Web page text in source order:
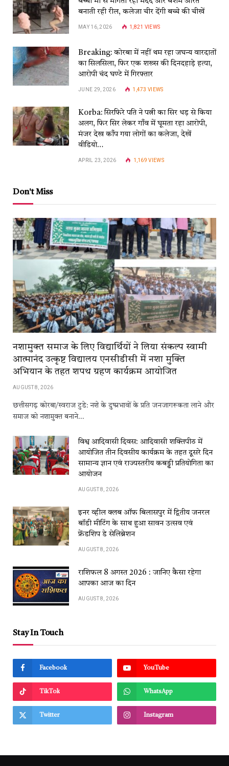
बनाती रही रील, कलेजा चीर देंगी बच्चे की चीखें
MAY 16, 2026 1,821 VIEWS
Breaking: कोरबा में नहीं थम रहा जघन्य वारदातों
का सिलसिला, फिर एक शख्स की दिनदहाड़े हत्या,
आरोपी चंद घण्टे में गिरफ्तार
JUNE 29, 2026 1,473VIEWS
Korba: सिरफिरे पति ने पत्नी का सिर धड़ से किया
अलग, फिर सिर लेकर गाँव में घूमता रहा आरोपी,
मंजर देख काँप गया लोगों का कलेजा, देखें
वीडियो…
APRIL 23, 2026 1,169VIEWS
Don't Miss
नशामुक्त समाज के लिए विद्यार्थियों ने लिया संकल्प स्वामी
आत्मानंद उत्कृष्ट विद्यालय एनसीडीसी में नशा मुक्ति
अभियान के तहत शपथ ग्रहण कार्यक्रम आयोजित
AUGUST 8, 2026
छत्तीसगढ़ कोरबा/स्वराज टुडे: नशे के दुष्प्रभावों के प्रति जनजागरूकता लाने और
समाज को नशामुक्त बनाने…
विश्व आदिवासी दिवस: आदिवासी शक्तिपीठ में
आयोजित तीन दिवसीय कार्यक्रम के तहत दूसरे दिन
सामान्य ज्ञान एवं राज्यस्तरीय कबड्डी प्रतियोगिता का
आयोजन
AUGUST 8, 2026
इनर व्हील क्लब ऑफ बिलासपुर में द्वितीय जनरल
बॉडी मीटिंग के साथ हुआ सावन उत्सव एवं
फ्रेंडशिप डे सेलिब्रेशन
AUGUST 8, 2026
राशिफल 8 अगस्त 2026 : जानिए कैसा रहेगा
आपका आज का दिन
AUGUST 8, 2026
Stay In Touch
Facebook YouTube
TikTok WhatsApp
Twitter Instagram